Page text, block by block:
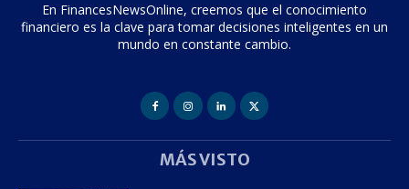
En FinancesNewsOnline, creemos que el conocimiento
financiero es la clave para tomar decisiones inteligentes en un
mundo en constante cambio.
MÁS VISTO